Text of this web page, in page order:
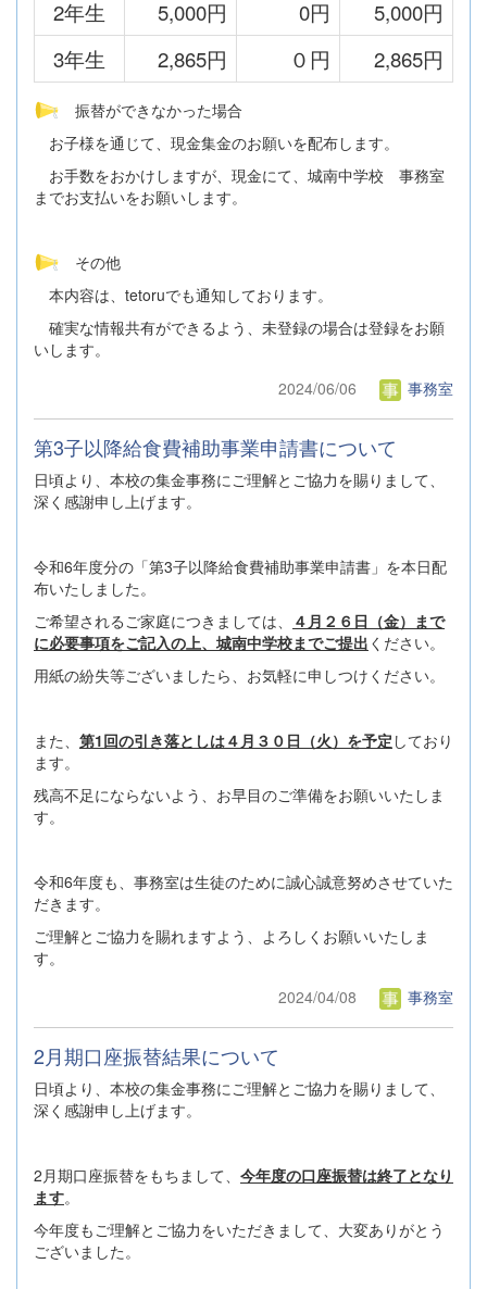
2年生 5,000円 0円
5,000円
3年生
2,865円 ０円 2,865円
振替ができなかった場合
お子様を通じて、現金集金のお願いを配布します。
お手数をおかけしますが、現金にて、城南中学校 事務室
までお支払いをお願いします。
その他
本内容は、tetoruでも通知しております。
確実な情報共有ができるよう、未登録の場合は登録をお願
いします。
2024/06/06
事務室
第3子以降給食費補助事業申請書について
日頃より、本校の集金事務にご理解とご協力を賜りまして、
深く感謝申し上げます。
令和6年度分の「第3子以降給食費補助事業申請書」を本日配
布いたしました。
ご希望されるご家庭につきましては、
４月２６日（金）まで
に必要事項をご記入の上、城南中学校までご提出 ください。
用紙の紛失等ございましたら、お気軽に申しつけください。
また、 第1回の引き落としは４月３０日（火）を予定 しており
ます。
残高不足にならないよう、お早目のご準備をお願いいたしま
す。
令和6年度も、事務室は生徒のために誠心誠意努めさせていた
だきます。
ご理解とご協力を賜れますよう、よろしくお願いいたしま
す。
2024/04/08
事務室
2月期口座振替結果について
日頃より、本校の集金事務にご理解とご協力を賜りまして、
深く感謝申し上げます。
2月期口座振替をもちまして、 今年度の口座振替は終了となり
ます。
今年度もご理解とご協力をいただきまして、大変ありがとう
ございました。